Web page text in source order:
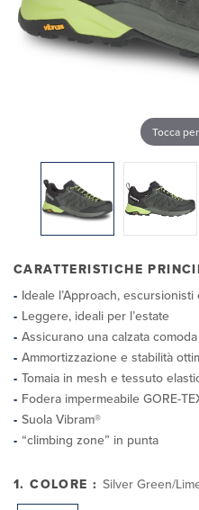
Tocca
CARATTERISTICHE
Ideale l’Approach, escursionisti
Leggere, ideali per l’estate
Assicurano una calzata
Ammortizzazione e stabilità
Tomaia in mesh e tessuto
Fodera impermeabile GORE-
Suola Vibram®
“climbing zone” in punta
1. COLORE : Silver Green/